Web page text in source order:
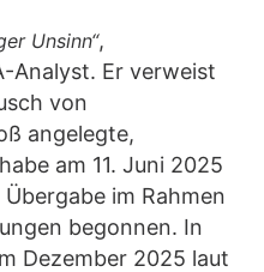
Unsinn“,
Analyst. Er verweist
von
angelegte,
am 11. Juni 2025
im Rahmen
begonnen. In
Dezember 2025 laut